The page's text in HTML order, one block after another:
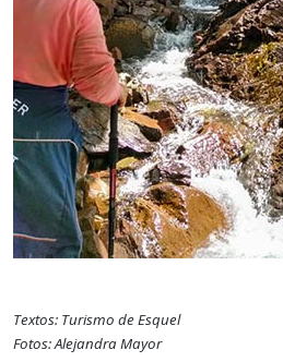
Textos: Turismo de Esquel
Fotos: Alejandra Mayor